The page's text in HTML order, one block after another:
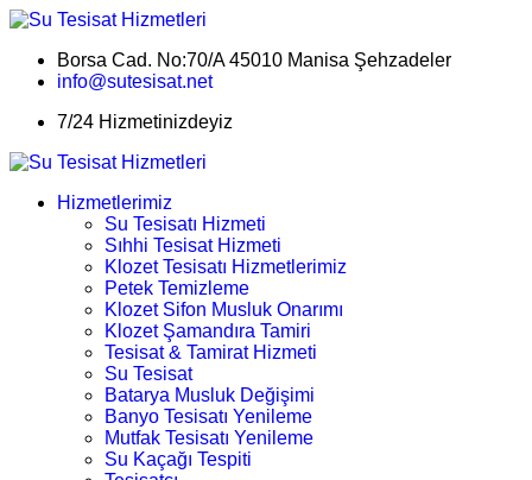
Borsa Cad. No:70/A 45010 Manisa Şehzadeler
info@sutesisat.net
7/24 Hizmetinizdeyiz
Hizmetlerimiz
Su Tesisatı Hizmeti
Sıhhi Tesisat Hizmeti
Klozet Tesisatı Hizmetlerimiz
Petek Temizleme
Klozet Sifon Musluk Onarımı
Klozet Şamandıra Tamiri
Tesisat & Tamirat Hizmeti
Su Tesisat
Batarya Musluk Değişimi
Banyo Tesisatı Yenileme
Mutfak Tesisatı Yenileme
Su Kaçağı Tespiti